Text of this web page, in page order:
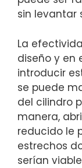
sin levantar
La
diseño y‍ en
introducir
se puede
del cilindro
manera,
reducido le
estrechos
serían